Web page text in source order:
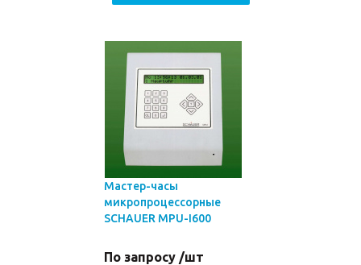
Мастер-часы
микропроцессорные
SCHAUER MPU-I600
По запросу /шт